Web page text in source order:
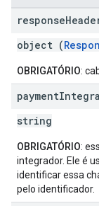
response
object (
OBRIGATÓRIO:
payment
string
OBRIGATÓRIO:
integrador. Ele é
identificar essa
pelo identificador.